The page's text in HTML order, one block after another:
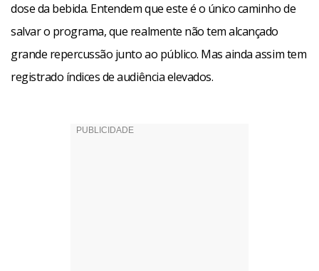
dose da bebida. Entendem que este é o único caminho de
salvar o programa, que realmente não tem alcançado
grande repercussão junto ao público. Mas ainda assim tem
registrado índices de audiência elevados.